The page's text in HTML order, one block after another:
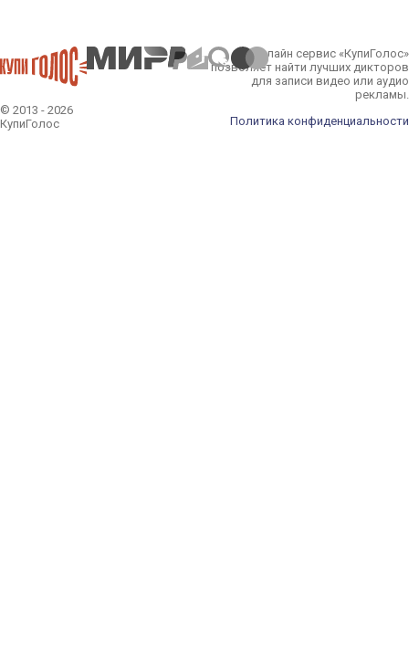
© 2013 - 2026
КупиГолос
Онлайн сервис «КупиГолос»
позволяет найти лучших дикторов
для записи видео или аудио
рекламы.
Политика конфиденциальности